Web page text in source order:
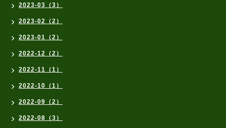
2023-03（3）
2023-02（2）
2023-01（2）
2022-12（2）
2022-11（1）
2022-10（1）
2022-09（2）
2022-08（3）